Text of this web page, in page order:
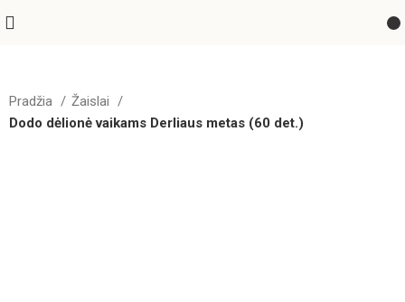
Pradžia
Žaislai
Dodo dėlionė vaikams Derliaus metas (60 det.)